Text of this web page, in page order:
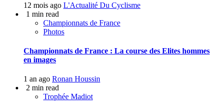
12 mois ago L'Actualité Du Cyclisme
1 min read
Championnats de France
Photos
Championnats de France : La course des Elites hommes
en images
1 an ago Ronan Houssin
2 min read
Trophée Madiot